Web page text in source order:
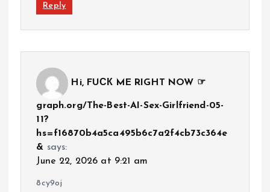
Reply
Hi, FUСК ME RIGHT NOW ☞
graph.org/The-Best-AI-Sex-Girlfriend-05-
11?
hs=f16870b4a5ca495b6c7a2f4cb73c364e
& says:
June 22, 2026 at 9:21 am
8cy9oj